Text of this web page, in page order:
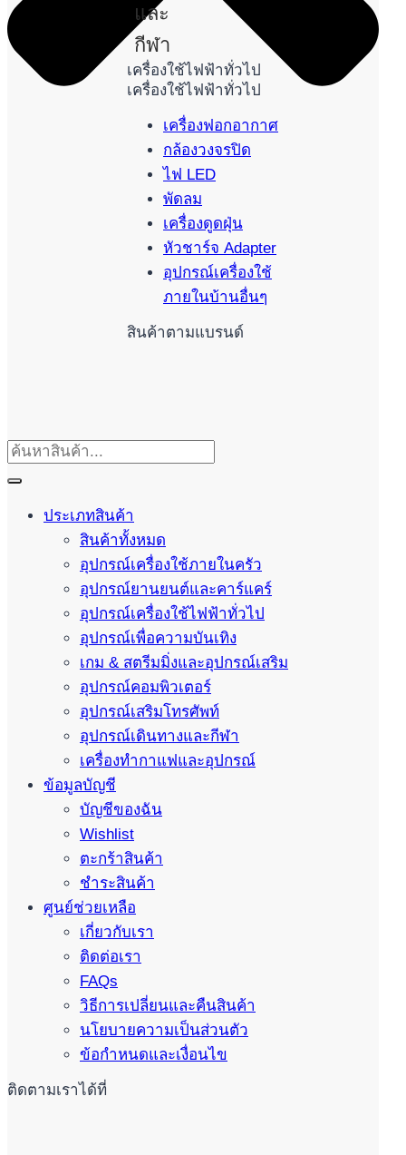
และ
กีฬา
เครื่องใช้ไฟฟ้าทั่วไป
เครื่องใช้ไฟฟ้าทั่วไป
เครื่องฟอกอากาศ
กล้องวงจรปิด
ไฟ LED
พัดลม
เครื่องดูดฝุ่น
หัวชาร์จ Adapter
อุปกรณ์เครื่องใช้
ภายในบ้านอื่นๆ
สินค้าตามแบรนด์
ประเภทสินค้า
สินค้าทั้งหมด
อุปกรณ์เครื่องใช้ภายในครัว
อุปกรณ์ยานยนต์และคาร์แคร์
อุปกรณ์เครื่องใช้ไฟฟ้าทั่วไป
อุปกรณ์เพื่อความบันเทิง
เกม & สตรีมมิ่งและอุปกรณ์เสริม
อุปกรณ์คอมพิวเตอร์
อุปกรณ์เสริมโทรศัพท์
อุปกรณ์เดินทางและกีฬา
เครื่องทำกาแฟและอุปกรณ์
ข้อมูลบัญชี
บัญชีของฉัน
Wishlist
ตะกร้าสินค้า
ชำระสินค้า
ศูนย์ช่วยเหลือ
เกี่ยวกับเรา
ติดต่อเรา
FAQs
วิธีการเปลี่ยนและคืนสินค้า
นโยบายความเป็นส่วนตัว
ข้อกำหนดและเงื่อนไข
ติดตามเราได้ที่